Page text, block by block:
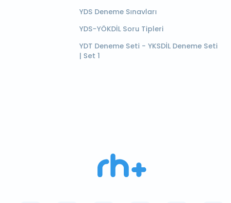
YDS Deneme Sınavları
YDS-YÖKDİL Soru Tipleri
YDT Deneme Seti - YKSDİL Deneme Seti
| Set 1